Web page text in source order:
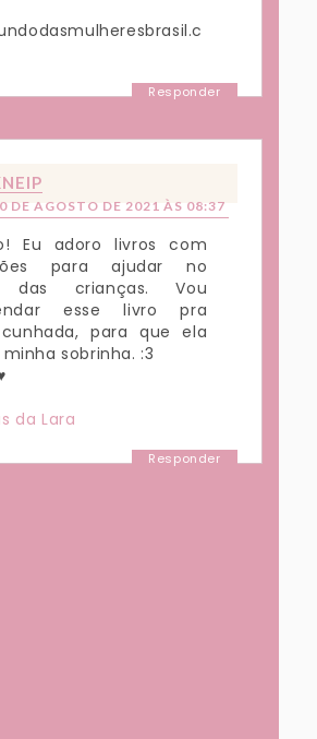
Responder
DE AGOSTO DE 2021 ÀS 08:37
Eu adoro livros com
para ajudar no
das crianças. Vou
esse livro pra
para que ela
sobrinha. :3
da Lara
Responder